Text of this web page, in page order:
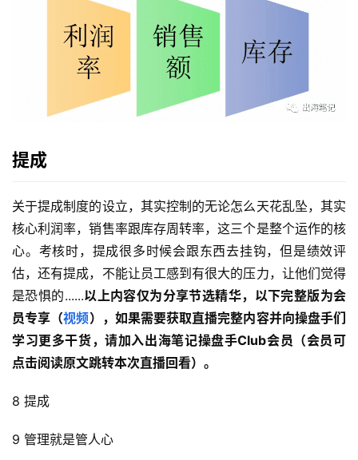
提成
关于提成制度的设立，其实控制的无论怎么天花乱坠，其实
核心利润率，销售率跟库存周转率，这三个是整个运作的核
心。考核时，提成很多时候会跟东西去挂钩，但是绩效评
估，还有提成，不能让员工感到有很大的压力，让他们觉得
是恐惧的......以上内容仅为分享节选精华，以下完整版为会
员专享（视频），如果需要获取直播完整内容并向操盘手们
学习更多干货，请加入出海笔记操盘手Club会员（会员可
点击阅读原文跳转本次直播回看）。
8 提成
9 管理就是管人心